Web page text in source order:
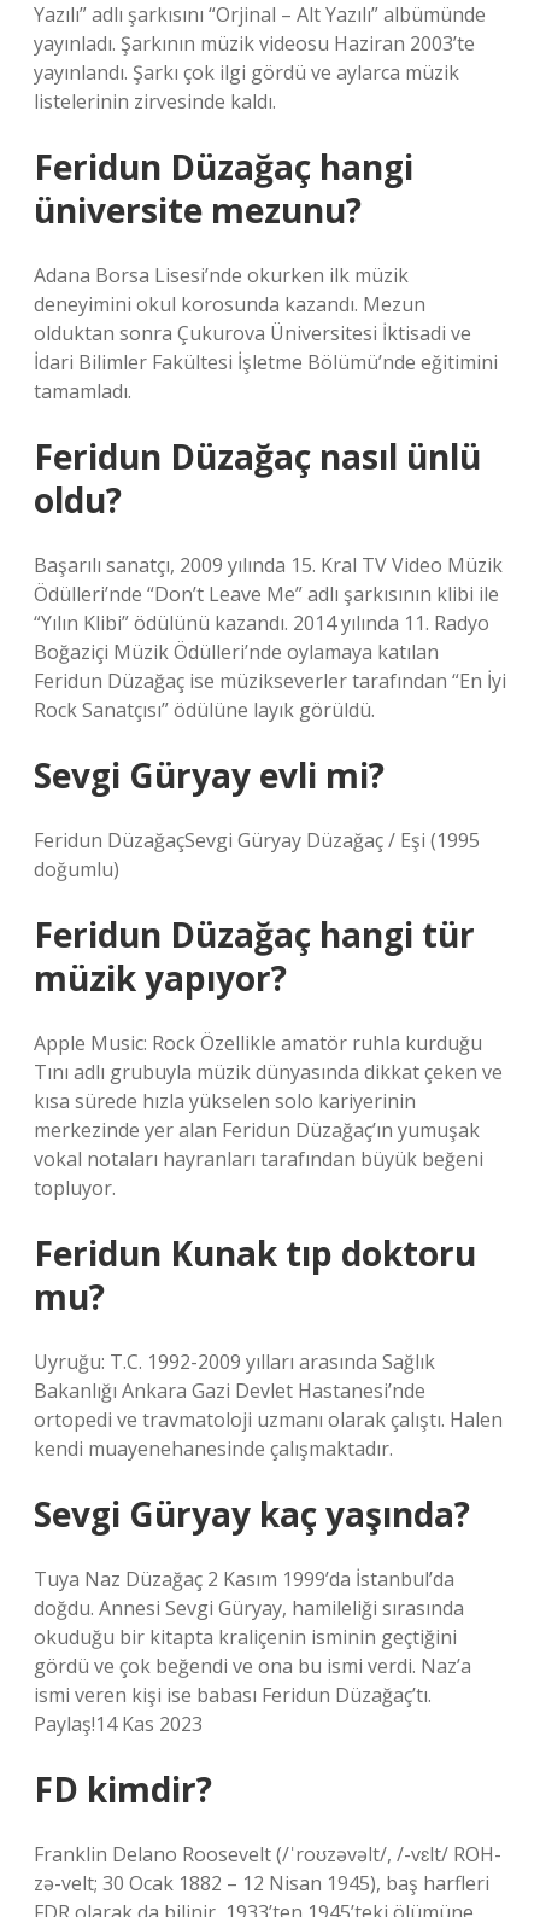
Yazılı” adlı şarkısını “Orjinal – Alt Yazılı” albümünde
yayınladı. Şarkının müzik videosu Haziran 2003’te
yayınlandı. Şarkı çok ilgi gördü ve aylarca müzik
listelerinin zirvesinde kaldı.
Feridun Düzağaç hangi
üniversite mezunu?
Adana Borsa Lisesi’nde okurken ilk müzik
deneyimini okul korosunda kazandı. Mezun
olduktan sonra Çukurova Üniversitesi İktisadi ve
İdari Bilimler Fakültesi İşletme Bölümü’nde eğitimini
tamamladı.
Feridun Düzağaç nasıl ünlü
oldu?
Başarılı sanatçı, 2009 yılında 15. Kral TV Video Müzik
Ödülleri’nde “Don’t Leave Me” adlı şarkısının klibi ile
“Yılın Klibi” ödülünü kazandı. 2014 yılında 11. Radyo
Boğaziçi Müzik Ödülleri’nde oylamaya katılan
Feridun Düzağaç ise müzikseverler tarafından “En İyi
Rock Sanatçısı” ödülüne layık görüldü.
Sevgi Güryay evli mi?
Feridun DüzağaçSevgi Güryay Düzağaç / Eşi (1995
doğumlu)
Feridun Düzağaç hangi tür
müzik yapıyor?
Apple Music: Rock Özellikle amatör ruhla kurduğu
Tını adlı grubuyla müzik dünyasında dikkat çeken ve
kısa sürede hızla yükselen solo kariyerinin
merkezinde yer alan Feridun Düzağaç’ın yumuşak
vokal notaları hayranları tarafından büyük beğeni
topluyor.
Feridun Kunak tıp doktoru
mu?
Uyruğu: T.C. 1992-2009 yılları arasında Sağlık
Bakanlığı Ankara Gazi Devlet Hastanesi’nde
ortopedi ve travmatoloji uzmanı olarak çalıştı. Halen
kendi muayenehanesinde çalışmaktadır.
Sevgi Güryay kaç yaşında?
Tuya Naz Düzağaç 2 Kasım 1999’da İstanbul’da
doğdu. Annesi Sevgi Güryay, hamileliği sırasında
okuduğu bir kitapta kraliçenin isminin geçtiğini
gördü ve çok beğendi ve ona bu ismi verdi. Naz’a
ismi veren kişi ise babası Feridun Düzağaç’tı.
Paylaş!14 Kas 2023
FD kimdir?
Franklin Delano Roosevelt (/ˈroʊzəvəlt/, /-vɛlt/ ROH-
zə-velt; 30 Ocak 1882 – 12 Nisan 1945), baş harfleri